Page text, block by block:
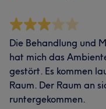
Die Behandlung und
hat mich das
gestört. Es kommen
Raum. Der Raum an
runtergekommen.